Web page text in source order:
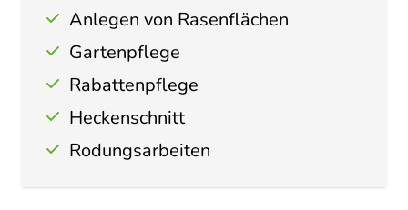
Anlegen von Rasenflächen
Gartenpflege
Rabattenpflege
Heckenschnitt
Rodungsarbeiten